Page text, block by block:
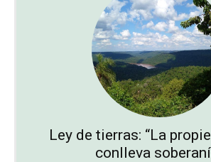
Ley de tierras: “La
conlleva